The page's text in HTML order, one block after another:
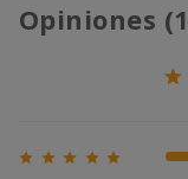
Opiniones
    